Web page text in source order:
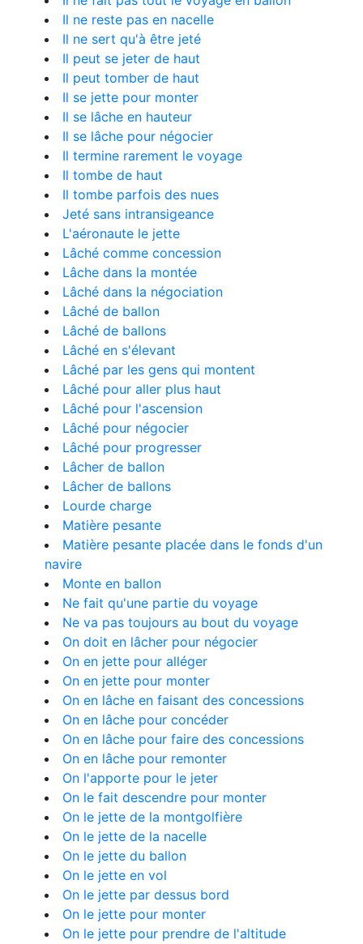
Il ne reste pas en nacelle
Il ne sert qu'à être jeté
Il peut se jeter de haut
Il peut tomber de haut
Il se jette pour monter
Il se lâche en hauteur
Il se lâche pour négocier
Il termine rarement le voyage
Il tombe de haut
Il tombe parfois des nues
Jeté sans intransigeance
L'aéronaute le jette
Lâché comme concession
Lâche dans la montée
Lâché dans la négociation
Lâché de ballon
Lâché de ballons
Lâché en s'élevant
Lâché par les gens qui montent
Lâché pour aller plus haut
Lâché pour l'ascension
Lâché pour négocier
Lâché pour progresser
Lâcher de ballon
Lâcher de ballons
Lourde charge
Matière pesante
Matière pesante placée dans le fonds d'un
navire
Monte en ballon
Ne fait qu'une partie du voyage
Ne va pas toujours au bout du voyage
On doit en lâcher pour négocier
On en jette pour alléger
On en jette pour monter
On en lâche en faisant des concessions
On en lâche pour concéder
On en lâche pour faire des concessions
On en lâche pour remonter
On l'apporte pour le jeter
On le fait descendre pour monter
On le jette de la montgolfière
On le jette de la nacelle
On le jette du ballon
On le jette en vol
On le jette par dessus bord
On le jette pour monter
On le jette pour prendre de l'altitude